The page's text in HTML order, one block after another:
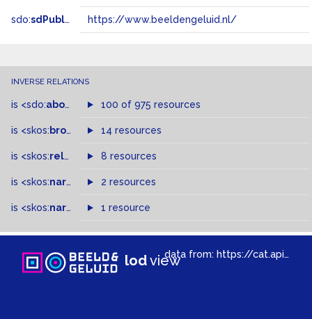
sdo:sdPublisher https://www.beeldengeluid.nl/
INVERSE RELATIONS
is <sdo:about of 100 of 975 resources
is <skos: broader > of
14 resources
is <skos:related > of
8 resources
is <skos:narrowMatch >of
2 resources
is <skos:narrower >of
1 resource
lodviewdata from: https://cat.apis.beeldengeluid.nl/sparql